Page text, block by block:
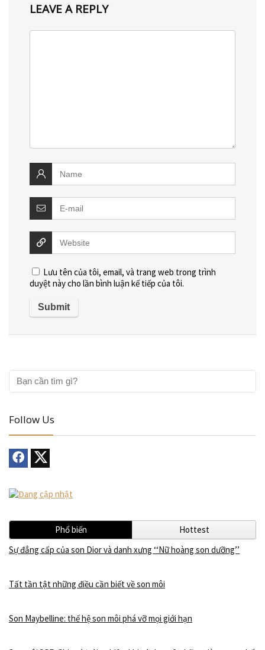
LEAVE A REPLY
Lưu tên của tôi, email, và trang web trong trình
duyệt này cho lần bình luận kế tiếp của tôi.
Follow Us
Phổ biến
Hottest
Sự đẳng cấp của son Dior và danh xưng ‘‘Nữ hoàng son dưỡng’’
Tất tần tật những điều cần biết về son môi
Son Maybelline: thế hệ son môi phá vỡ mọi giới hạn